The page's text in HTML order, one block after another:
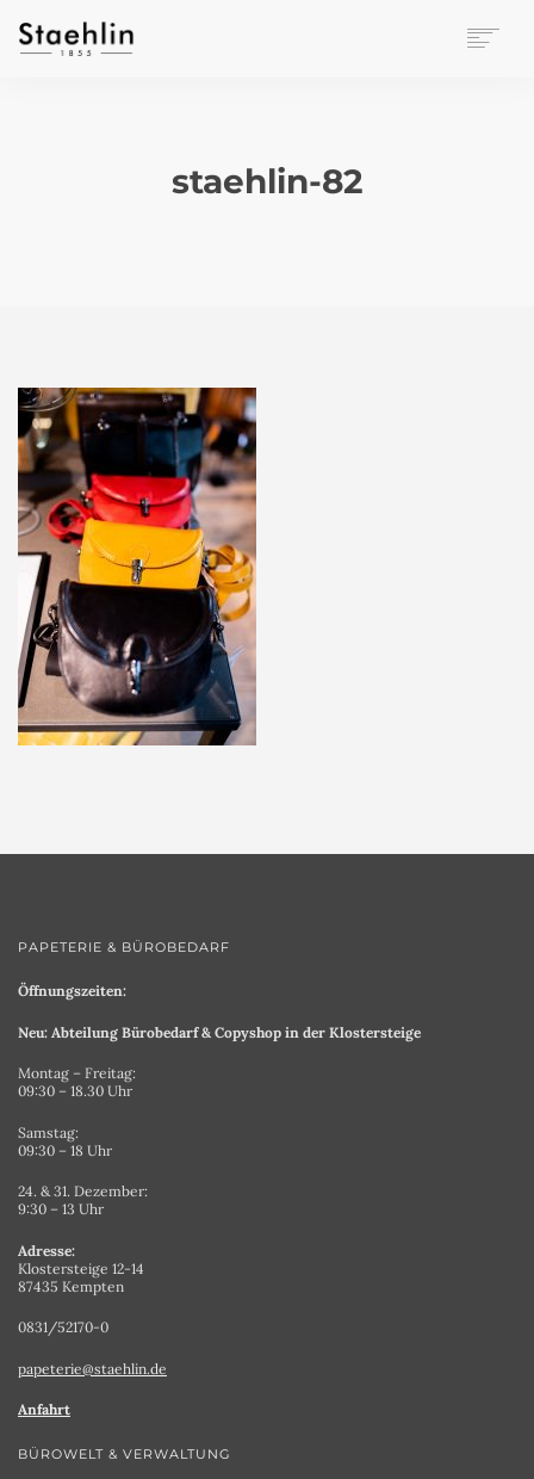
staehlin-82
PAPETERIE & BÜROBEDARF
Öffnungszeiten:
Neu: Abteilung Bürobedarf & Copyshop in der Klostersteige
Montag – Freitag:
09:30 – 18.30 Uhr
Samstag:
09:30 – 18 Uhr
24. & 31. Dezember:
9:30 – 13 Uhr
Adresse:
Klostersteige 12-14
87435 Kempten
0831/52170-0
papeterie@staehlin.de
Anfahrt
BÜROWELT & VERWALTUNG